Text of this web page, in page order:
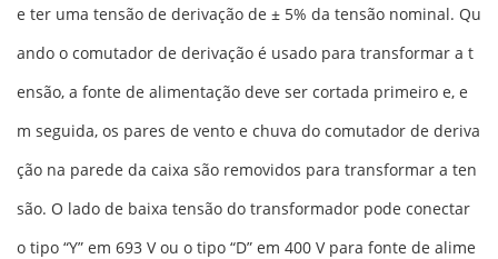
e ter uma tensão de derivação de ± 5% da tensão nominal. Qu
ando o comutador de derivação é usado para transformar a t
ensão, a fonte de alimentação deve ser cortada primeiro e, e
m seguida, os pares de vento e chuva do comutador de deriva
ção na parede da caixa são removidos para transformar a ten
são. O lado de baixa tensão do transformador pode conectar
o tipo “Y” em 693 V ou o tipo “D” em 400 V para fonte de alime